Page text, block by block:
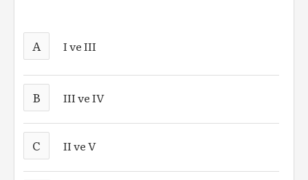
A I ve III
B III ve IV
C II ve V